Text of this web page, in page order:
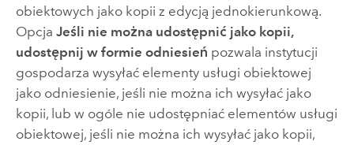
obiektowych jako kopii z edycją jednokierunkową.
Opcja Jeśli nie można udostępnić jako kopii,
udostępnij w formie odniesień pozwala instytucji
gospodarza wysyłać elementy usługi obiektowej
jako odniesienie, jeśli nie można ich wysyłać jako
kopii, lub w ogóle nie udostępniać elementów usługi
obiektowej, jeśli nie można ich wysyłać jako kopii,